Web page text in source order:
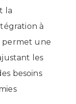
la
à
permet une
les
besoins